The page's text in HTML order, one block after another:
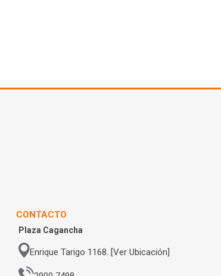
CONTACTO
Plaza Cagancha
Enrique Tarigo 1168. [Ver Ubicación]